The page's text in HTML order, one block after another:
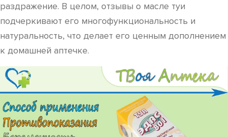
раздражение. В целом, отзывы о масле туи
подчеркивают его многофункциональность и
натуральность, что делает его ценным дополнением
к домашней аптечке.